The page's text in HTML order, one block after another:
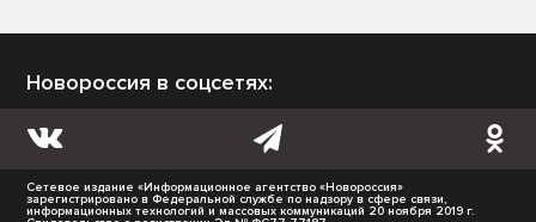
Новороссия в соцсетях:
Сетевое издание «Информационное агентство «Новороссия»
зарегистрировано в Федеральной службе по надзору в сфере связи,
информационных технологий и массовых коммуникаций 20 ноября 2019 г.